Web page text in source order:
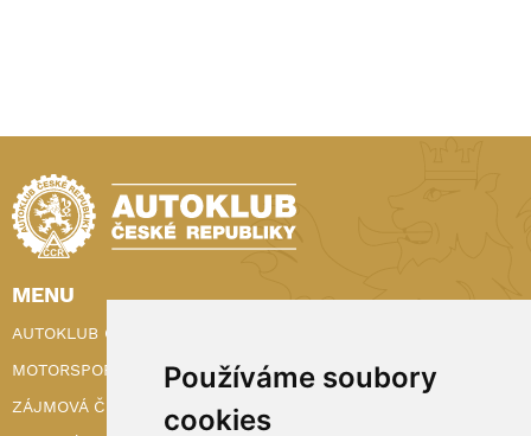
Používáme soubory
cookies
MENU
AUTOKLUB ČR
MOTORSPORT
ZÁJMOVÁ ČINNOST